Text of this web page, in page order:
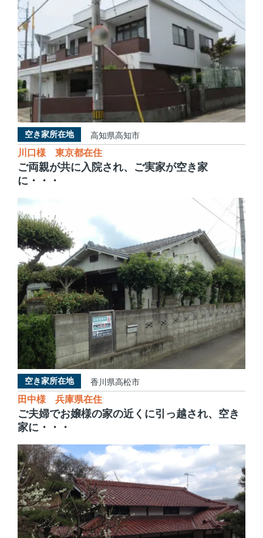
空き家所在地 高知県高知市
川口様 東京都在住
ご両親が共に入院され、ご実家が空き家
に・・・
空き家所在地 香川県高松市
田中様 兵庫県在住
ご夫婦でお嬢様の家の近くに引っ越され、空き
家に・・・